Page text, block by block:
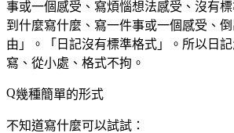
事或一個感受、寫煩惱想法感受、沒有
到什麼寫什麼、寫一件事或一個感受、
由」。「日記沒有標準格式」。所以日
寫、從小處、格式不拘。
幾種簡單的形式
不知道寫什麼可以試試：